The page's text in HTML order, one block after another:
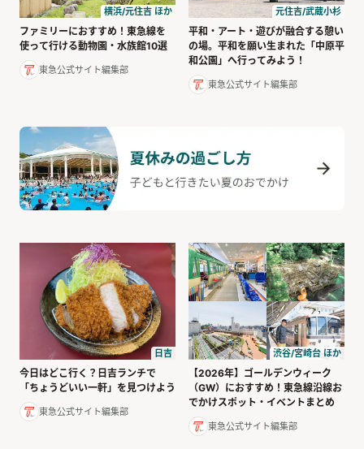
横浜/元住吉 ほか
ファミリーにおすすめ！東急線を
使って行ける動物園・水族館10選
東急公式サイト編集部
元住吉/武蔵小杉
平和・アート・遊びが融合する憩い
の場。平和を願い生まれた「中原平
和公園」へ行ってみよう！
東急公式サイト編集部
日吉
今日はどこ行く？日吉ランチで
「ちょうどいい一軒」を見つけよう
東急公式サイト編集部
渋谷/宮崎台 ほか
【2026年】ゴールデンウィーク
（GW）におすすめ！東急線沿線お
でかけスポット・イベントまとめ
東急公式サイト編集部